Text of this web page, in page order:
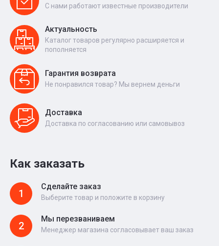
С нами работают известные производители
Актуальность
Каталог товаров регулярно расширяется и
пополняется
Гарантия возврата
Не понравился товар? Мы вернем деньги
Доставка
Доставка по согласованию или самовывоз
Как заказать
1
Сделайте заказ
Выберите товар и положите в корзину
2
Мы перезваниваем
Менеджер магазина согласовывает ваш заказ